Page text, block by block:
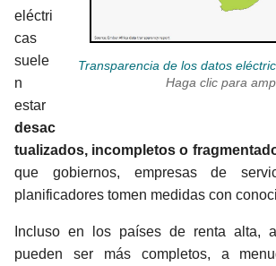
Transparencia de los datos
Haga clic para
eléctri
cas
suele
n
estar
desac
tualizados, incompletos o
que gobiernos, empresas de
planificadores tomen medidas con
Incluso en los países de renta alta,
pueden ser más completos, a